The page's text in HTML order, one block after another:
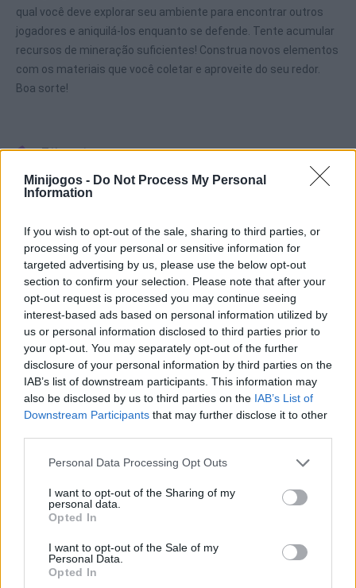
Minijogos - Do Not Process My Personal
Information
If you wish to opt-out of the sale, sharing to third parties, or
processing of your personal or sensitive information for
targeted advertising by us, please use the below opt-out
section to confirm your selection. Please note that after your
opt-out request is processed you may continue seeing
interest-based ads based on personal information utilized by
us or personal information disclosed to third parties prior to
your opt-out. You may separately opt-out of the further
disclosure of your personal information by third parties on the
IAB’s list of downstream participants. This information may
also be disclosed by us to third parties on the IAB’s List of
Downstream Participants that may further disclose it to other
Personal Data Processing Opt Outs
I want to opt-out of the Sharing of my
personal data.
Opted In
I want to opt-out of the Sale of my
Personal Data.
Opted In
qual você deve explorar seu ambiente para encontrar outros
jogadores e aniquilá-los enquanto se defende. Tente acumular
recursos de mineração suficientes! Construa novos elementos
com os materiais que você coletar e aproveite do seu redor.
Boa sorte!
Etiquetas
JOGOS DE AÇÃO
JOGOS DE LUTA E COMBATE
JOGOS MULTIJUGADOR
JOGOS DE CONSTRUIR
JOGOS DE DESTRUIR